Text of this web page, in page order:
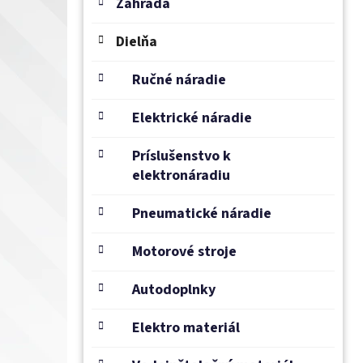
Dielňa
Ručné náradie
Elektrické náradie
Príslušenstvo k
elektronáradiu
Pneumatické náradie
Motorové stroje
Autodoplnky
Elektro materiál